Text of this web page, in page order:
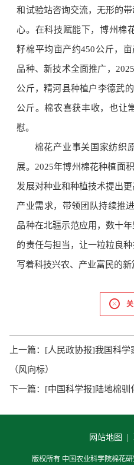
和试验站咨询交流，无形的
心。在科技赋能下，博州棉
籽棉平均亩产约450公斤，
品种、新技术全面推广，
公斤，精河县种植户李德武
公斤。棉农喜获丰收，也让
慰。
棉花产业事关国家纺织
展。2025年博州棉花种植面
发展对种业和种植技术提出
产业需求，带领团队持续推
品种在北疆示范应用，数十
的责任与担当，让一粒粒良
写着科技兴农、产业富民的新
上一篇： [人民政协报]我国科学
（风向标）
下一篇： [中国科学报]陆地棉驯
网站地图 |
版权所有 中国农业科学院棉花